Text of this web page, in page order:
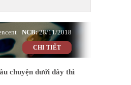
28/11/2018
NCB:
CHI TIẾT
chuyện dưới đây thì